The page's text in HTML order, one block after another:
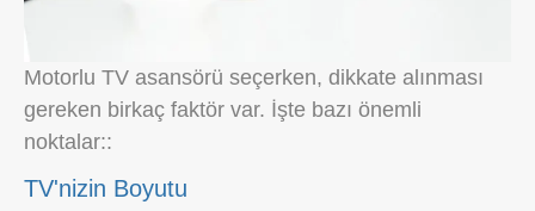
Motorlu TV asansörü seçerken, dikkate alınması
gereken birkaç faktör var. İşte bazı önemli
noktalar::
TV'nizin Boyutu